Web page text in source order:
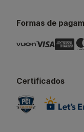
Formas de
Certificados